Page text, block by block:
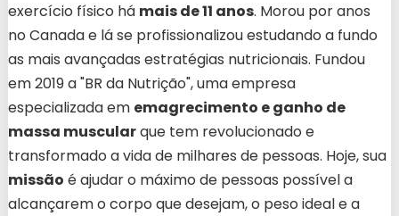
exercício físico há mais de 11 anos. Morou por anos
no Canada e lá se profissionalizou estudando a fundo
as mais avançadas estratégias nutricionais. Fundou
em 2019 a "BR da Nutrição", uma empresa
especializada em emagrecimento e ganho de
massa muscularque tem revolucionado e
transformado a vida de milhares de pessoas. Hoje, sua
missão é ajudar o máximo de pessoas possível a
alcançarem o corpo que desejam, o peso ideal e a